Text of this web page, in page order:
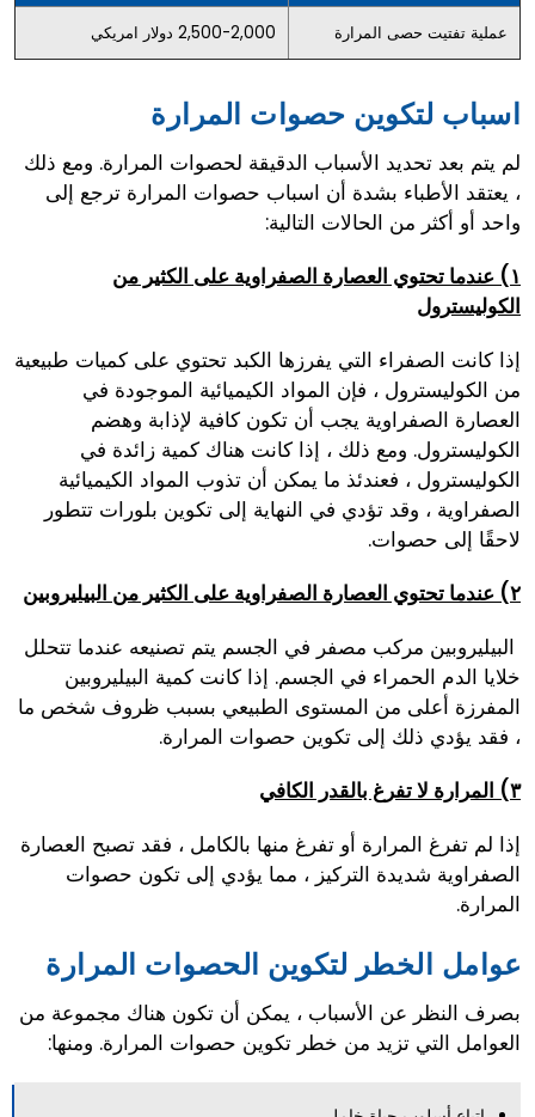
عملية تفتيت حصى المرارة 2,500-2,000 دولار امريكي
اسباب لتكوين حصوات المرارة
لم يتم بعد تحديد الأسباب الدقيقة لحصوات المرارة. ومع ذلك
، يعتقد الأطباء بشدة أن اسباب حصوات المرارة ترجع إلى
واحد أو أكثر من الحالات التالية:
١) عندما تحتوي العصارة الصفراوية على الكثير من
الكوليسترول
إذا كانت الصفراء التي يفرزها الكبد تحتوي على كميات طبيعية
من الكوليسترول ، فإن المواد الكيميائية الموجودة في
العصارة الصفراوية يجب أن تكون كافية لإذابة وهضم
الكوليسترول. ومع ذلك ، إذا كانت هناك كمية زائدة في
الكوليسترول ، فعندئذ ما يمكن أن تذوب المواد الكيميائية
الصفراوية ، وقد تؤدي في النهاية إلى تكوين بلورات تتطور
لاحقًا إلى حصوات.
٢) عندما تحتوي العصارة الصفراوية على الكثير من البيليروبين
البيليروبين مركب مصفر في الجسم يتم تصنيعه عندما تتحلل
خلايا الدم الحمراء في الجسم. إذا كانت كمية البيليروبين
المفرزة أعلى من المستوى الطبيعي بسبب ظروف شخص ما
، فقد يؤدي ذلك إلى تكوين حصوات المرارة.
٣) المرارة لا تفرغ بالقدر الكافي
إذا لم تفرغ المرارة أو تفرغ منها بالكامل ، فقد تصبح العصارة
الصفراوية شديدة التركيز ، مما يؤدي إلى تكون حصوات
المرارة.
عوامل الخطر لتكوين الحصوات المرارة
بصرف النظر عن الأسباب ، يمكن أن تكون هناك مجموعة من
العوامل التي تزيد من خطر تكوين حصوات المرارة. ومنها: